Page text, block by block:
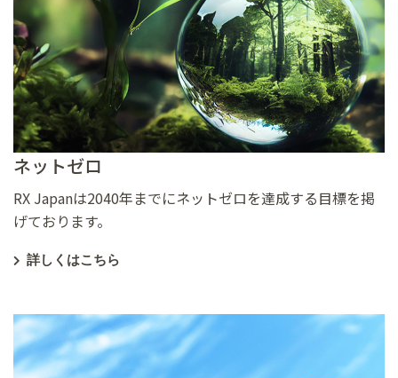
ネットゼロ
RX Japanは2040年までにネットゼロを達成する目標を掲
げております。
詳しくはこちら